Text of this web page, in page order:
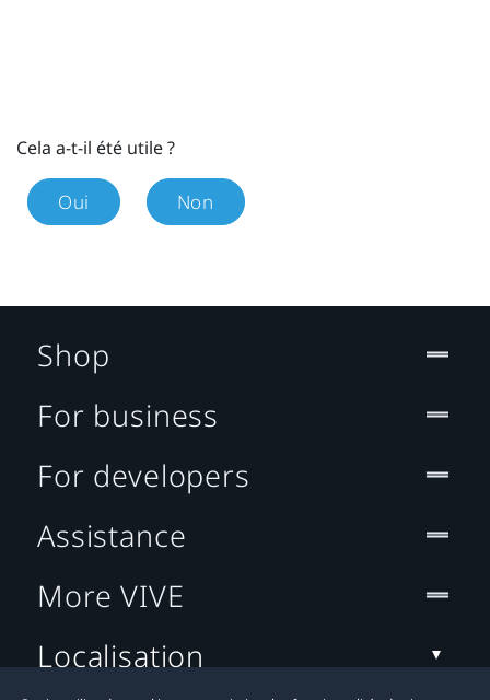
Cela a-t-il été utile ?
Oui Non
Shop
For business
For developers
Assistance
More VIVE
Localisation